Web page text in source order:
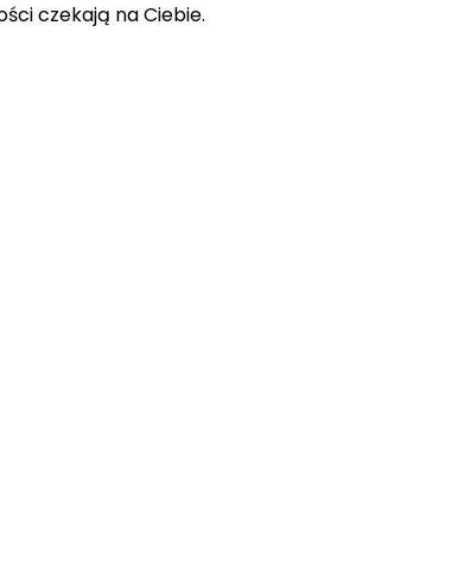
czekają na Ciebie.